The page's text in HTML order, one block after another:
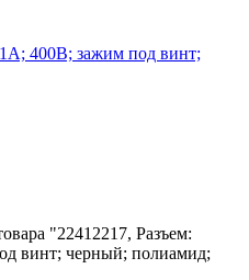
400В; зажим под винт;
"22412217, Разъем:
винт; черный; полиамид;